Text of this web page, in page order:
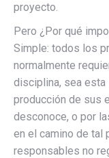
proyecto.
Pero ¿Por qué
Simple: todos los
normalmente
disciplina, sea esta
producción de sus
desconoce, o por
en el camino de tal
responsables no